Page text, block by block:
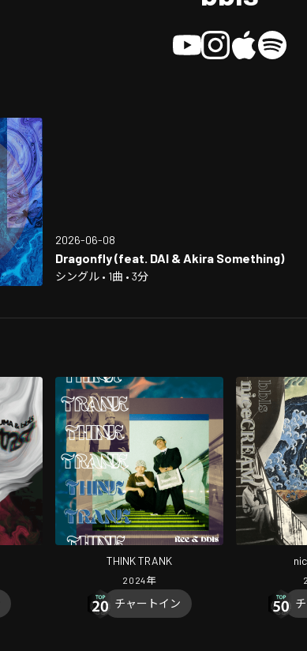
2026-06-08
Dragonfly (feat. DAI & Akira Something)
シングル • 1曲 • 3分
THINK TRANK
2024年
チャートイン